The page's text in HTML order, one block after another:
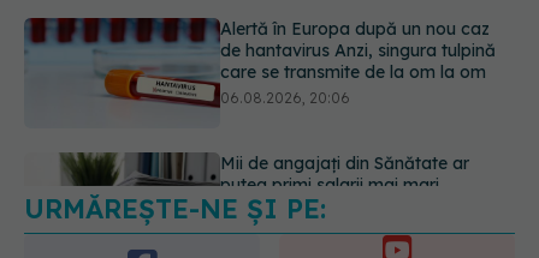
Mii de angajați din Sănătate ar
putea primi salarii mai mari.
Sindicatele cer schimbarea legii
06.08.2026, 19:26
Alergia la ambrozie: 4 lucruri
esențiale despre simptome,
prevenție și tratament, explicate de
dr. Tudor Ciuhodaru
URMĂREȘTE-NE ȘI PE:
URMĂRITORI
ABONAȚI